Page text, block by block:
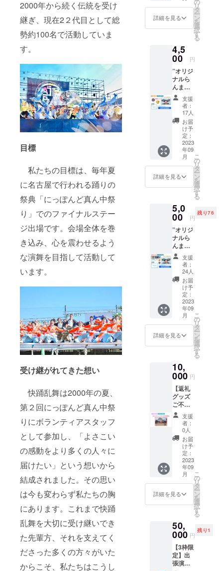
2000年から続く伝統を受け
継ぎ、現在2２代目として総
勢約100名で活動していま
す。
目標
私たちの目標は、毎年夏
に名古屋で行われる踊りの
祭典「にっぽんど真ん中祭
り」でのファイナルステー
ジ出場です。会場全体を巻
き込み、心を震わせるよう
な演舞を目指して活動して
います。
受け継がれてきた想い
快踊乱舞は2000年の夏、
第２回にっぽんど真ん中祭
りにボランティアスタッフ
として参加し、「よさこい
の感動をより多くの人々に
届けたい」という想いから
結成されました。その思い
は今も変わらず私たちの胸
にあります。これまで快踊
乱舞を大切に受け継いでき
た先輩方、それを支えてく
ださった多くの方々がいた
からこそ、私たちはこうし
説動画
コー
ス！ ・
お礼
・らん
まっこ
による
振り解
説動
画！
詳細を見る
リ
タ
ー
ン
を
選
択
す
る
4,5
00 円
”オリジ
ナルら
んまタ
オル”&
「椛
巡」缶
バッジ
コー
ス！ ・
お礼の
手紙 ・
椛巡
（’23年
度演
舞）缶
バッジ×
類のう
ちラン
ダム）
・オリ
ジナル
らんま
タオル
・振り
解説動
画（希
望者）
支援
者：
17人
お届
け予
定：
2023
年09
月
詳細を見る
こ
の
リ
タ
ー
ン
を
選
択
す
る
5,0
00 円
残り76
”オリジ
ナルら
んまタ
オル” &
歴代缶
バッジ
コー
ス！ ・
お礼の
手紙 ・
椛巡＋
歴代演
舞缶
バッジ
×2（計
３） ・
ナルら
んまタ
オル ・
振り解
説動画
（希望
者）
支援
者：
24人
お届
け予
定：
2023
年09
月
詳細を見る
こ
の
リ
タ
ー
ン
を
選
択
す
る
10,
000 円
【返礼
グッズ
ご不要
の方
へ】大
謝！！
らん
まっ子
からの
お礼動
画【追
加リ
ター
ン】 ・
らん
一同か
らのお
礼メッ
セージ
動画
支援
者：
0人
お届
け予
定：
2023
年09
月
詳細を見る
こ
の
リ
タ
ー
ン
を
選
択
す
る
50,
000 円
残り1
【3枠限
定】出
張演舞